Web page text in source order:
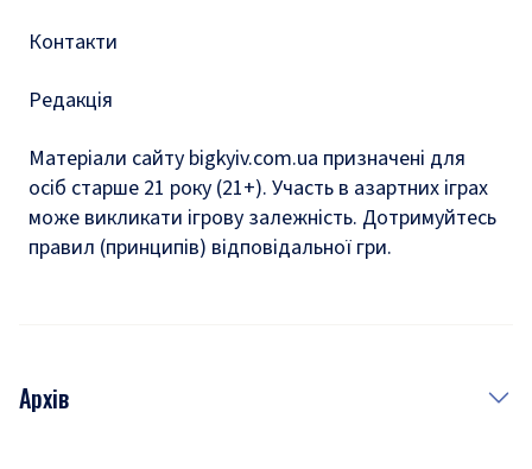
Контакти
Редакція
Матеріали сайту bigkyiv.com.ua призначені для
осіб старше 21 року (21+). Участь в азартних іграх
може викликати ігрову залежність. Дотримуйтесь
правил (принципів) відповідальної гри.
Архів